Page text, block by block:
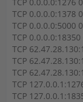
TCP 0.0.0.0:1378
TCP 0.0.0.0:5000
TCP
TCP
TCP
TCP
TCP
TCP